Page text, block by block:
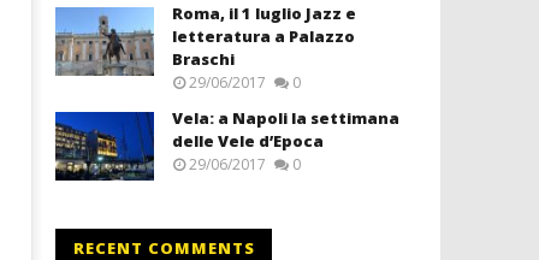
Roma, il 1 luglio Jazz e
letteratura a Palazzo
Braschi
29/06/2017 0
Vela: a Napoli la settimana
delle Vele d’Epoca
29/06/2017 0
RECENT COMMENTS